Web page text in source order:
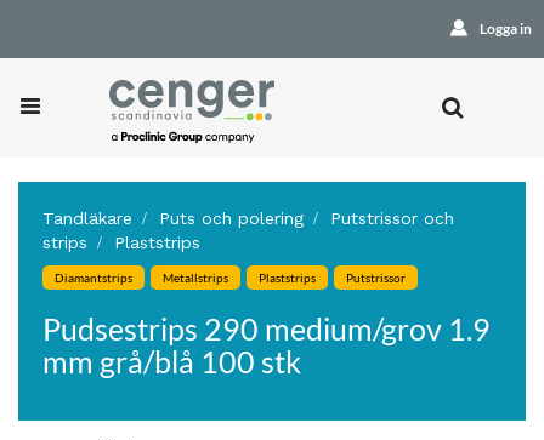
Logga in
Tandläkare Puts och polering
Putstrissor och
strips
Plaststrips
Diamantstrips Metallstrips Plaststrips Putstrissor
Pudsestrips 290 medium/grov 1.9
mm grå/blå 100 stk